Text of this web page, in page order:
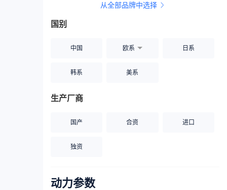
从全部品牌中选择
国别
中国 欧系 日系
韩系 美系
生产厂商
国产 合资 进口
独资
动力参数